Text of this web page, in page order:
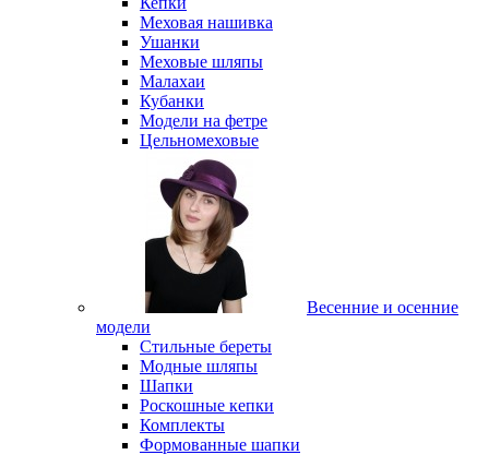
Меховая нашивка
Ушанки
Меховые шляпы
Малахаи
Кубанки
Модели на фетре
Цельномеховые
Весенние и осенние
модели
Стильные береты
Модные шляпы
Шапки
Роскошные кепки
Комплекты
Формованные шапки